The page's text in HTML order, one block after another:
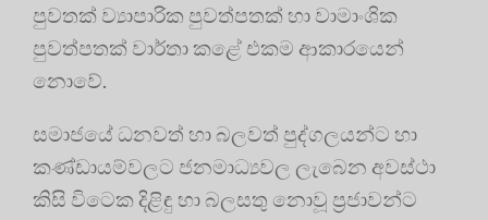
පුවතක් ව්‍යාපාරික පුවත්පතක් හා වාමාංශික
පුවත්පතක් වාර්තා කළේ එකම ආකාරයෙන්
නොවේ.
සමාජයේ ධනවත් හා බලවත් පුද්ගලයන්ට හා
කණ්ඩායම්වලට ජනමාධ්‍යවල ලැබෙන අවස්ථා
කිසි විටෙක දිළිඳු හා බලසතු නොවූ ප්‍රජාවන්ට